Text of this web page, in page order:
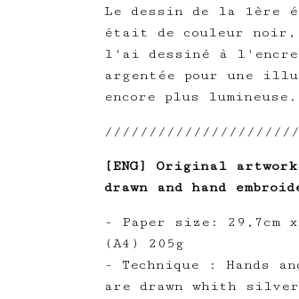
Le dessin de la 1ère
était de couleur
l'ai dessiné à l'encre
argentée pour une
encore plus lumineuse.
[ENG] Original
drawn and hand
- Paper size: 29,7cm x
(A4) 205g
- Technique : Hands
are drawn whith silver